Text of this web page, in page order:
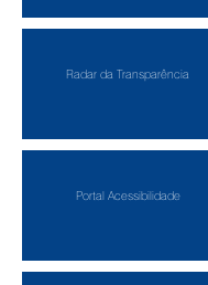
Radar da Transparência
Portal Acessibilidade